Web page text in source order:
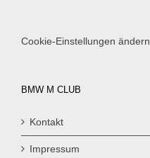
Cookie-Einstellungen ändern
BMW M CLUB
Kontakt
Impressum